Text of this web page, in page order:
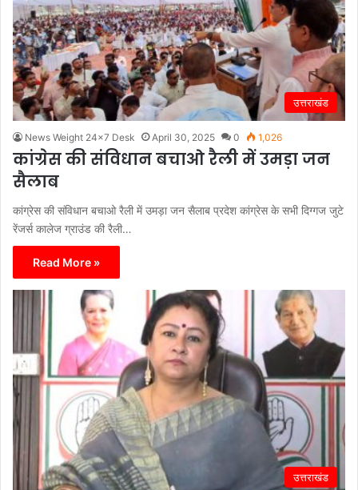
उत्तराखंड
News Weight 24x7 Desk April 30, 2025 0 1,026
कांग्रेस की संविधान बचाओ रैली में उमड़ा जन
सैलाब
कांग्रेस की संविधान बचाओ रैली में उमड़ा जन सैलाब प्रदेश कांग्रेस के सभी दिग्गज जुटे
रेंजर्स कालेज ग्राउंड की रैली…
Read More »
उत्तराखंड